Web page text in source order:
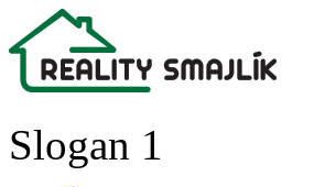
Slogan 1